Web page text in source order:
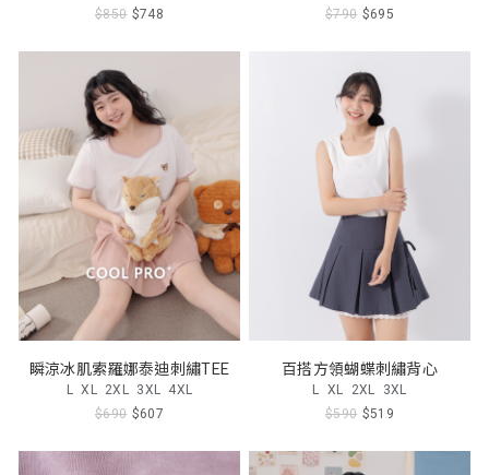
$850 $748
$790 $695
瞬涼冰肌索羅娜泰迪刺繡TEE
L XL 2XL 3XL 4XL
$690 $607
百搭方領蝴蝶刺繡背心
L XL 2XL 3XL
$590 $519